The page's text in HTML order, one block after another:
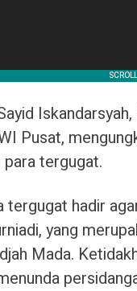
Pusat,
tergugat.
tergugat hadir
yang
Mada.